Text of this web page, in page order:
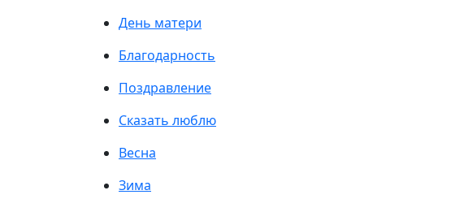
День матери
Благодарность
Поздравление
Сказать люблю
Весна
Зима